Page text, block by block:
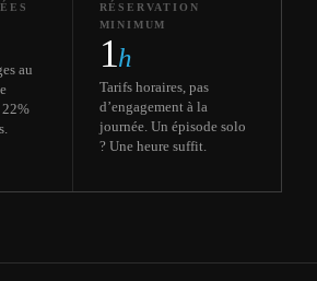
au
22%
RÉSERVATION
MINIMUM
1h
Tarifs horaires, pas
d’engagement à la
journée. Un épisode solo
? Une heure suffit.